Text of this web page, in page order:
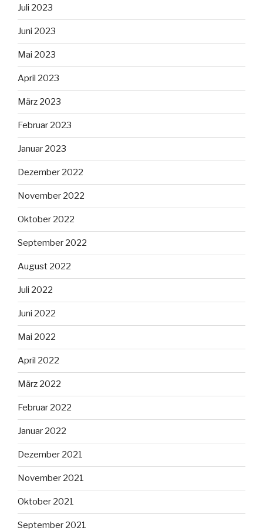
Juli 2023
Juni 2023
Mai 2023
April 2023
März 2023
Februar 2023
Januar 2023
Dezember 2022
November 2022
Oktober 2022
September 2022
August 2022
Juli 2022
Juni 2022
Mai 2022
April 2022
März 2022
Februar 2022
Januar 2022
Dezember 2021
November 2021
Oktober 2021
September 2021